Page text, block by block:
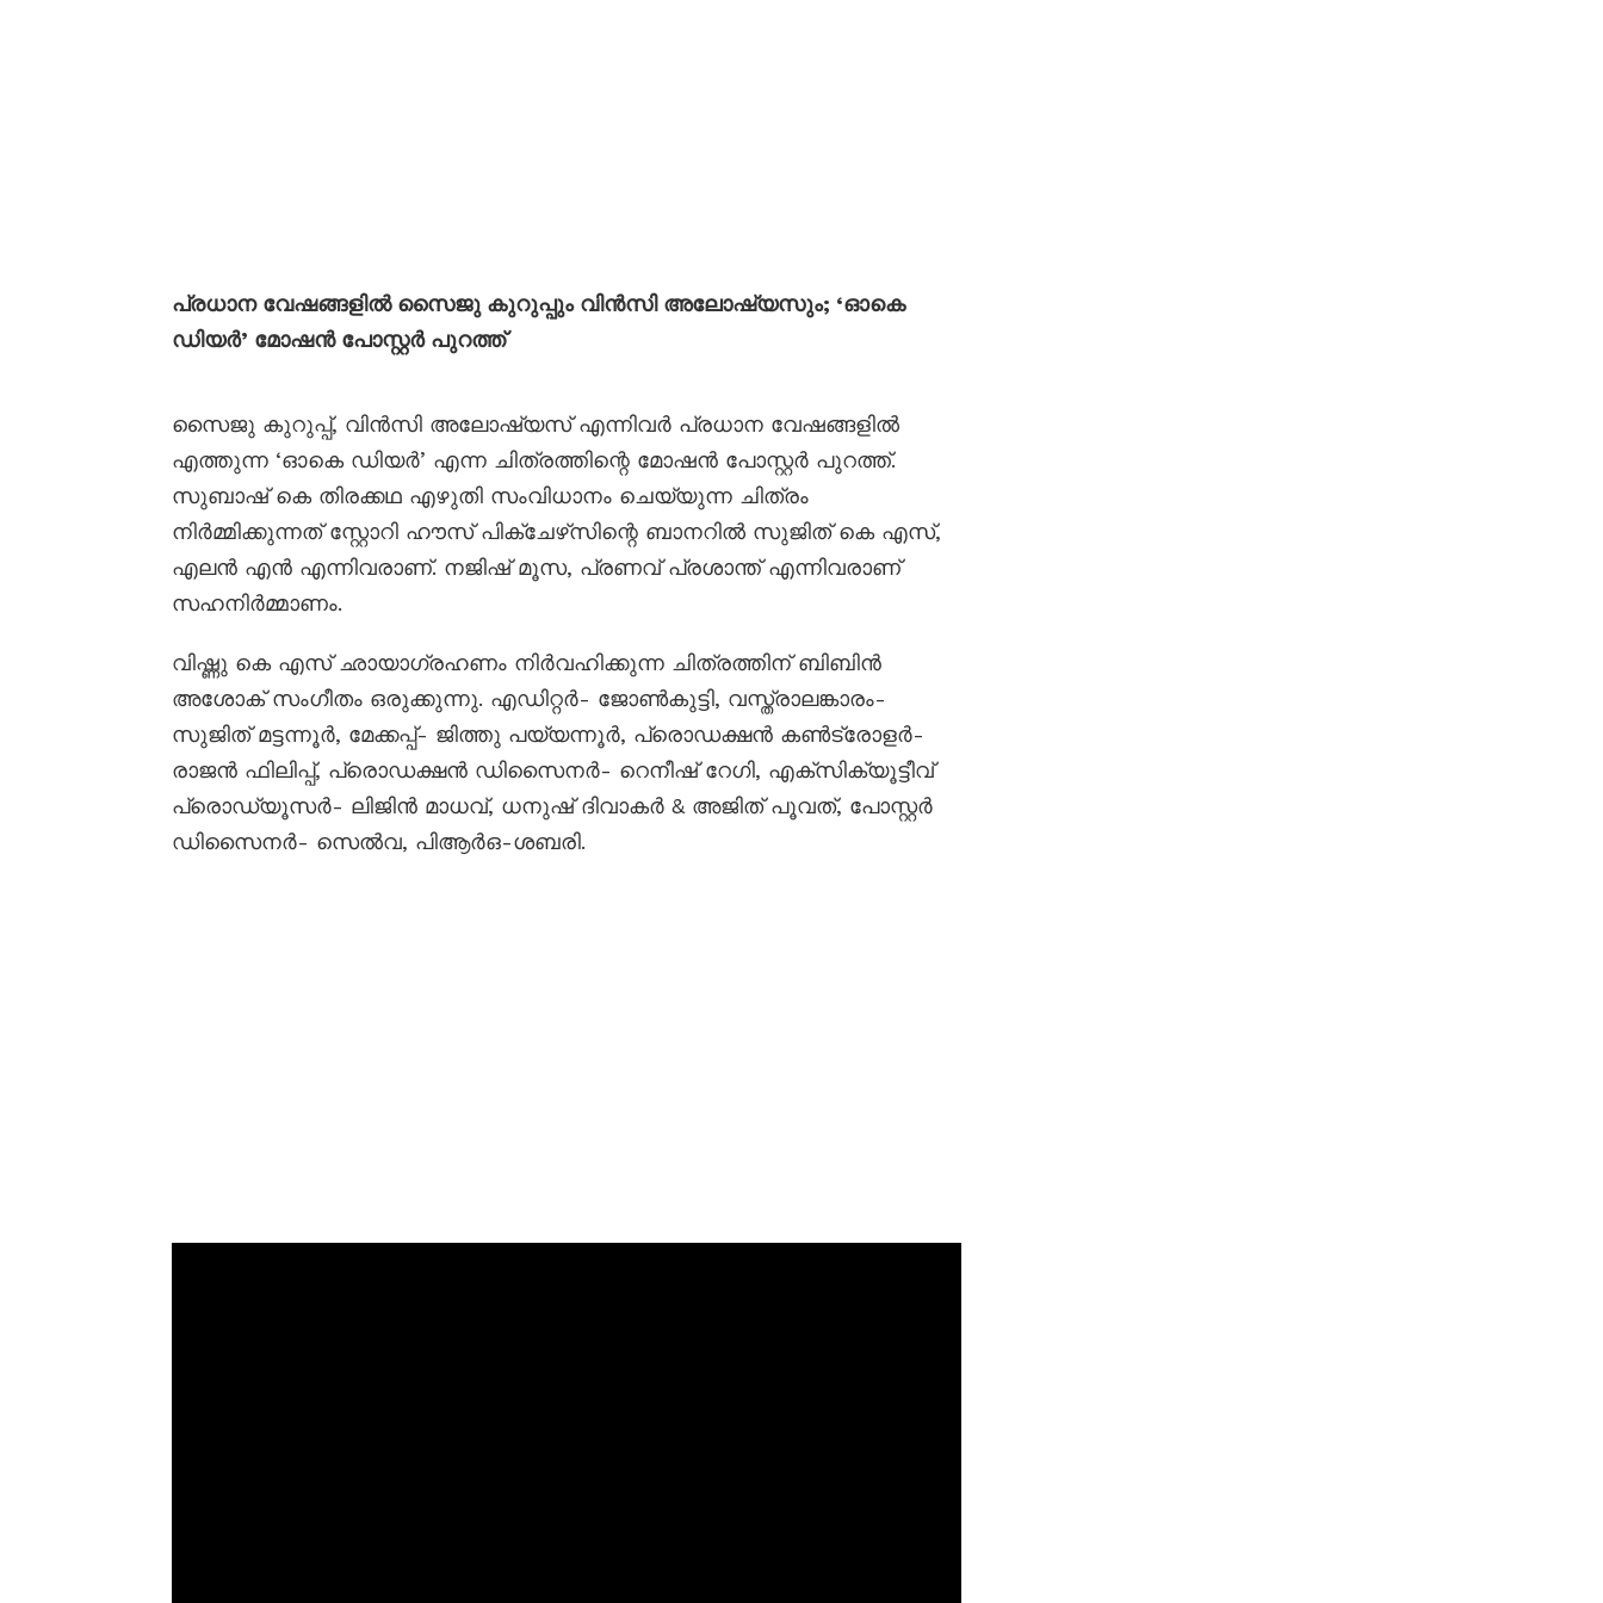
പ്രധാന വേഷങ്ങളിൽ സൈജു കുറുപ്പും വിൻസി അലോഷ്യസും; ‘ഓകെ
ഡിയർ’ മോഷൻ പോസ്റ്റർ പുറത്ത്
സൈജു കുറുപ്പ്, വിൻസി അലോഷ്യസ് എന്നിവർ പ്രധാന വേഷങ്ങളിൽ
എത്തുന്ന ‘ഓകെ ഡിയർ’ എന്ന ചിത്രത്തിന്റെ മോഷൻ പോസ്റ്റർ പുറത്ത്.
സുബാഷ് കെ തിരക്കഥ എഴുതി സംവിധാനം ചെയ്യുന്ന ചിത്രം
നിർമ്മിക്കുന്നത് സ്റ്റോറി ഹൗസ്‌ പിക്‌ചേഴ്‌സിന്റെ ബാനറിൽ സുജിത് കെ എസ്,
എലൻ എൻ എന്നിവരാണ്. നജിഷ് മൂസ, പ്രണവ് പ്രശാന്ത് എന്നിവരാണ്
സഹനിർമ്മാണം.
വിഷ്ണു കെ എസ് ഛായാഗ്രഹണം നിർവഹിക്കുന്ന ചിത്രത്തിന് ബിബിൻ
അശോക് സംഗീതം ഒരുക്കുന്നു. എഡിറ്റർ- ജോൺകുട്ടി, വസ്ത്രാലങ്കാരം-
സുജിത് മട്ടന്നൂർ, മേക്കപ്പ്- ജിത്തു പയ്യന്നൂർ, പ്രൊഡക്ഷൻ കൺട്രോളർ-
രാജൻ ഫിലിപ്പ്, പ്രൊഡക്ഷൻ ഡിസൈനർ- റെനീഷ് റേഗി, എക്സിക്യൂട്ടീവ്
പ്രൊഡ്യൂസർ- ലിജിൻ മാധവ്, ധനുഷ് ദിവാകർ & അജിത് പൂവത്, പോസ്റ്റർ
ഡിസൈനർ- സെൽവ, പിആർഒ-ശബരി.